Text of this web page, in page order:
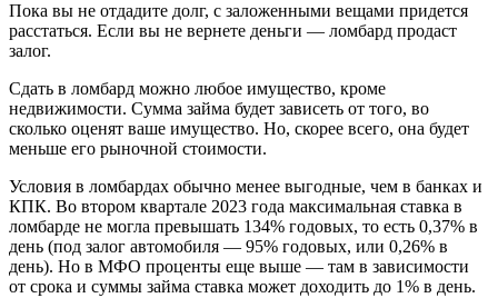
Пока вы не отдадите долг, с заложенными вещами придется
расстаться. Если вы не вернете деньги — ломбард продаст
залог.
Сдать в ломбард можно любое имущество, кроме
недвижимости. Сумма займа будет зависеть от того, во
сколько оценят ваше имущество. Но, скорее всего, она будет
меньше его рыночной стоимости.
Условия в ломбардах обычно менее выгодные, чем в банках и
КПК. Во втором квартале 2023 года максимальная ставка в
ломбарде не могла превышать 134% годовых, то есть 0,37% в
день (под залог автомобиля — 95% годовых, или 0,26% в
день). Но в МФО проценты еще выше — там в зависимости
от срока и суммы займа ставка может доходить до 1% в день.